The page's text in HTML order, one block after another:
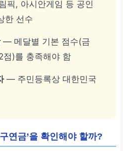
, 아시안게임 등 공인
한 선수
— 메달별 기본 점수(금
)를 충족해야 함
— 주민등록상 대한민국
연금’을 확인해야 할까?